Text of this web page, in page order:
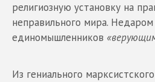
религиозную установку на
неправильного мира. Недаром
единомышленников
Из гениального